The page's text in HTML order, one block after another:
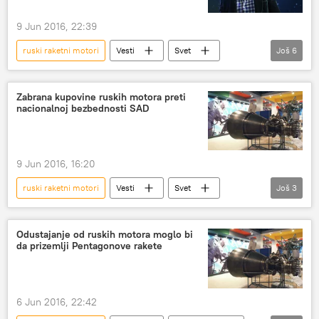
9 Jun 2016, 22:39
ruski raketni motori Vesti
Svet
Džon Mekejn
Ilon Mask
Spejs iks
kampanja
finansiranje RD-180
Još 6
Zabrana kupovine ruskih motora preti
nacionalnoj bezbednosti SAD
9 Jun 2016, 16:20
ruski raketni motori Vesti
Svet
Senat
RD-180 Vojska i naoružanje
Još 3
Odustajanje od ruskih motora moglo bi
da prizemlji Pentagonove rakete
6 Jun 2016, 22:42